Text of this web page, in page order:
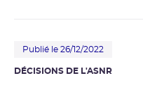
Publié le 26/12/2022
DÉCISIONS DE L'ASNR